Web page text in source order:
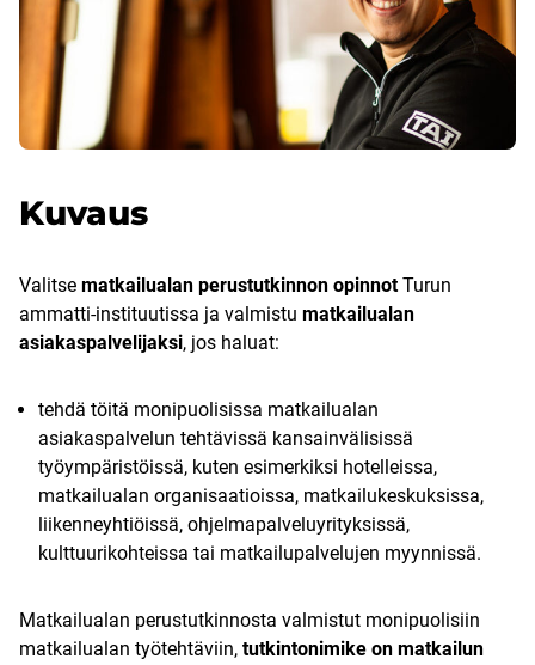
Kuvaus
Valitse matkailualan perustutkinnon opinnotTurun
ammatti-instituutissa ja valmistu matkailualan
asiakaspalvelijaksi, jos haluat:
tehdä töitä monipuolisissa matkailualan
asiakaspalvelun tehtävissä kansainvälisissä
työympäristöissä, kuten esimerkiksi hotelleissa,
matkailualan organisaatioissa, matkailukeskuksissa,
liikenneyhtiöissä, ohjelmapalveluyrityksissä,
kulttuurikohteissa tai matkailupalvelujen myynnissä.
Matkailualan perustutkinnosta valmistut monipuolisiin
matkailualan työtehtäviin, tutkintonimike on matkailun